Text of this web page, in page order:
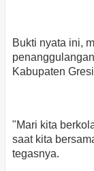
Bukti nyata ini,
Kabupaten
"Mari kita
saat kita
tegasnya.